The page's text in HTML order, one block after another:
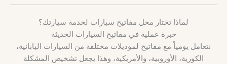
لماذا تختار محل مفاتيح سيارات لخدمة سيارتك؟
خبرة عملية في مفاتيح السيارات الحديثة
نتعامل يومياً مع مفاتيح لموديلات مختلفة من السيارات اليابانية،
الكورية، الأوروبية، والأمريكية، وهذا يجعل تشخيص المشكلة